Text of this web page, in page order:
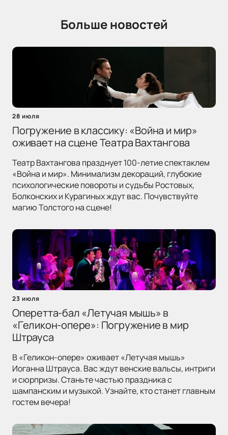
Больше новостей
28 июля
Погружение в классику: «Война и мир»
оживает на сцене Театра Вахтангова
Театр Вахтангова празднует 100-летие спектаклем
«Война и мир». Минимализм декораций, глубокие
психологические повороты и судьбы Ростовых,
Болконских и Курагиных ждут вас. Почувствуйте
магию Толстого на сцене!
23 июля
Оперетта-бал «Летучая мышь» в
«Геликон-опере»: Погружение в мир
Штрауса
В «Геликон-опере» оживает «Летучая мышь»
Иоганна Штрауса. Вас ждут венские вальсы, интриги
и сюрпризы. Станьте частью праздника с
шампанским и музыкой. Узнайте, кто станет главным
гостем вечера!